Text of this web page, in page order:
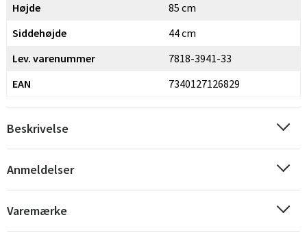
Norge
Højde
85 cm
Siddehøjde
44 cm
Lev. varenummer
7818-3941-33
EAN
7340127126829
Beskrivelse
Anmeldelser
Varemærke